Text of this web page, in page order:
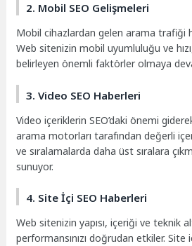
2. Mobil SEO Gelişmeleri
Mobil cihazlardan gelen arama trafiği
Web sitenizin mobil uyumluluğu ve
belirleyen önemli faktörler olmaya
3. Video SEO Haberleri
Video içeriklerin SEO’daki önemi
arama motorları tarafından değerli
ve sıralamalarda daha üst sıralara
sunuyor.
4. Site İçi SEO Haberleri
Web sitenizin yapısı, içeriği ve teknik
performansınızı doğrudan etkiler.